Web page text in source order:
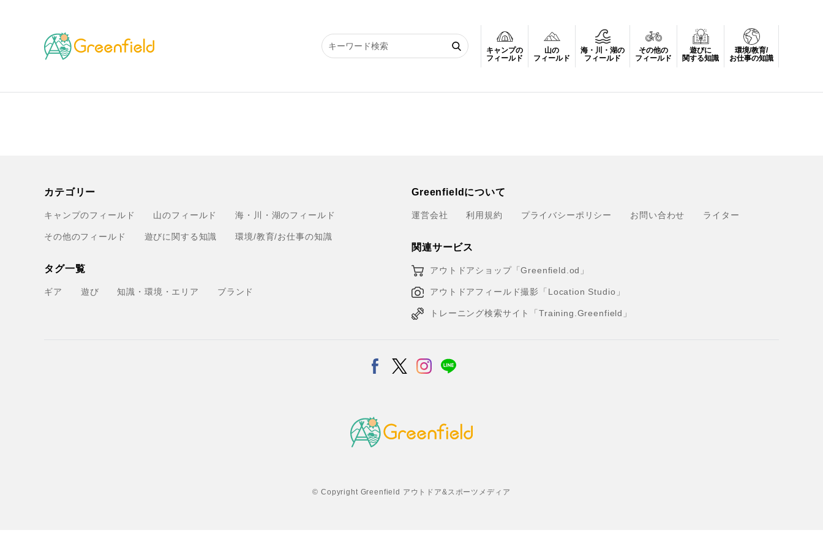
キャンプの
フィールド
山の
フィールド
海・川・湖の
フィールド
その他の
フィールド
遊びに
関する知識
環境/教育/
お仕事の知識
TOP ブランド ロベルトヘアダー
カテゴリー
キャンプのフィールド 山のフィールド 海・川・湖のフィールド
その他のフィールド 遊びに関する知識 環境/教育/お仕事の知識
タグ一覧
ギア 遊び 知識・環境・エリア ブランド
Greenfieldについて
運営会社 利用規約 プライバシーポリシー お問い合わせ ライター
関連サービス
アウトドアショップ「Greenfield.od」
アウトドアフィールド撮影「Location Studio」
トレーニング検索サイト「Training.Greenfield」
© Copyright Greenfield アウトドア&スポーツメディア